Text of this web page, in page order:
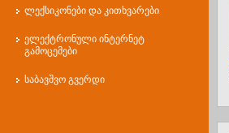
ლექსიკონები და კითხვარები
ელექტრონული ინტერნეტ
გამოცემები
საბავშვო გვერდი